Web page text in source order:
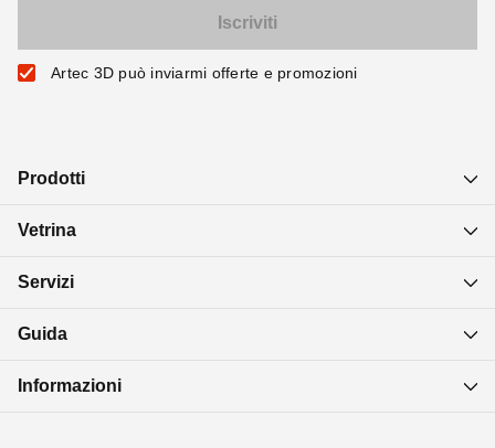
Artec 3D può inviarmi offerte e promozioni
Prodotti
Vetrina
Servizi
Guida
Informazioni